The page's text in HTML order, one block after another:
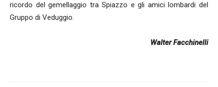
ricordo del gemellaggio tra Spiazzo e gli amici lombardi del
Gruppo di Veduggio.
Walter Facchinelli